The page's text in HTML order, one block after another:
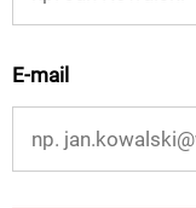
E-mail